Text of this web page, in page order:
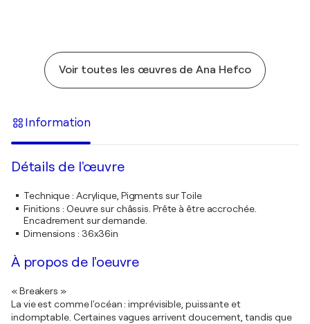
Voir toutes les œuvres de Ana Hefco
Information
Détails de l'œuvre
Technique: Acrylique, Pigments sur Toile
Finitions : Oeuvre sur châssis. Prête à être accrochée.
Encadrement sur demande.
Dimensions : 36x36in
À propos de l'oeuvre
« Breakers »
La vie est comme l'océan : imprévisible, puissante et
indomptable. Certaines vagues arrivent doucement, tandis que